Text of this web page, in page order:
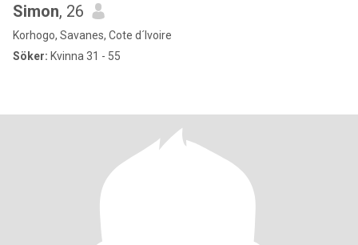
Simon, 26
Korhogo, Savanes, Cote d´Ivoire
Söker: Kvinna 31 - 55